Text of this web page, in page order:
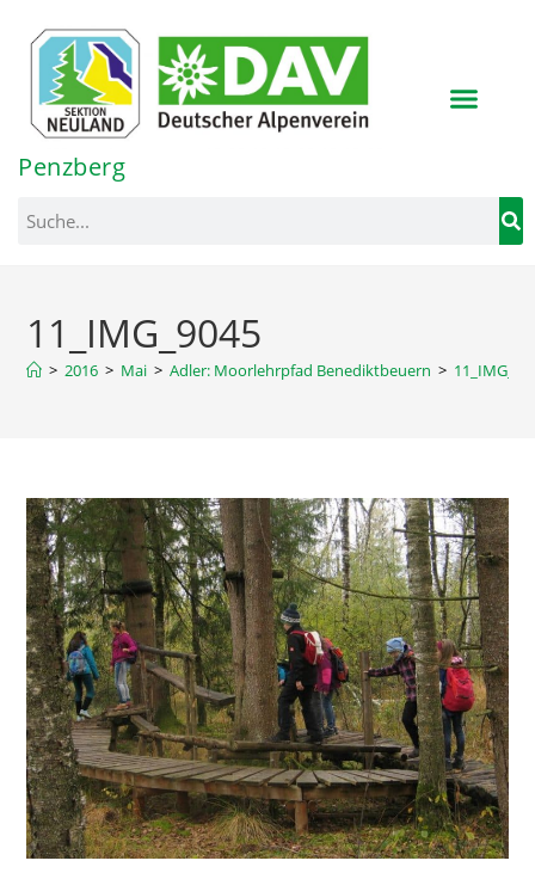
springen
Penzberg
11_IMG_9045
> 2016 > Mai > Adler: Moorlehrpfad Benediktbeuern >